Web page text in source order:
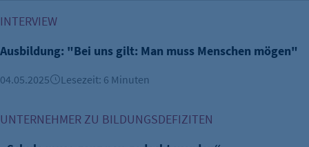
INTERVIEW
Ausbildung: "Bei uns gilt: Man muss Menschen mögen"
04.05.2025 Lesezeit: 6 Minuten
UNTERNEHMER ZU BILDUNGSDEFIZITEN